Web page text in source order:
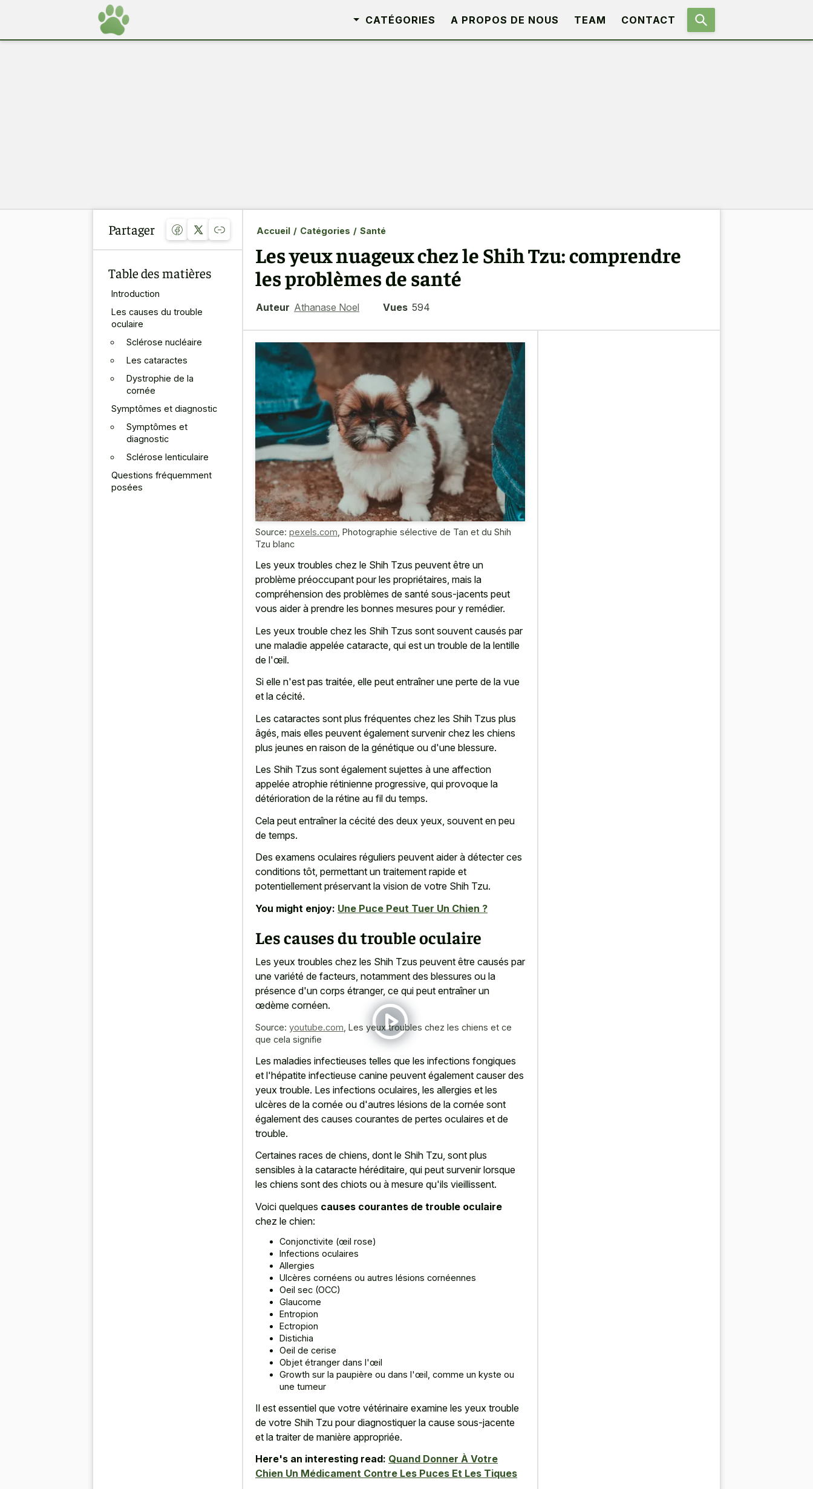
CATÉGORIES A PROPOS DE NOUS TEAM CONTACT
Partager
Table des matières
Introduction
Les causes du trouble
oculaire
Sclérose nucléaire
Les cataractes
Dystrophie de la
cornée
Symptômes et diagnostic
Symptômes et
diagnostic
Sclérose lenticulaire
Questions fréquemment
posées
Accueil / Catégories / Santé
Les yeux nuageux chez le Shih Tzu: comprendre
les problèmes de santé
Auteur Athanase Noel Vues 594
Source: pexels.com Photographie sélective de Tan et du Shih
Tzu blanc
Les yeux troubles chez le Shih Tzus peuvent être un
problème préoccupant pour les propriétaires, mais la
compréhension des problèmes de santé sous-jacents peut
vous aider à prendre les bonnes mesures pour y remédier.
Les yeux trouble chez les Shih Tzus sont souvent causés par
une maladie appelée cataracte, qui est un trouble de la lentille
de l'œil.
Si elle n'est pas traitée, elle peut entraîner une perte de la vue
et la cécité.
Les cataractes sont plus fréquentes chez les Shih Tzus plus
âgés, mais elles peuvent également survenir chez les chiens
plus jeunes en raison de la génétique ou d'une blessure.
Les Shih Tzus sont également sujettes à une affection
appelée atrophie rétinienne progressive, qui provoque la
détérioration de la rétine au fil du temps.
Cela peut entraîner la cécité des deux yeux, souvent en peu
de temps.
Des examens oculaires réguliers peuvent aider à détecter ces
conditions tôt, permettant un traitement rapide et
potentiellement préservant la vision de votre Shih Tzu.
You might enjoy: Une Puce Peut Tuer Un Chien ?
Les causes du trouble oculaire
Les yeux troubles chez les Shih Tzus peuvent être causés par
une variété de facteurs, notamment des blessures ou la
présence d'un corps étranger, ce qui peut entraîner un
œdème cornéen.
Source: youtube.com Les yeux troubles chez les chiens et ce
que cela signifie
Les maladies infectieuses telles que les infections fongiques
et l'hépatite infectieuse canine peuvent également causer des
yeux trouble. Les infections oculaires, les allergies et les
ulcères de la cornée ou d'autres lésions de la cornée sont
également des causes courantes de pertes oculaires et de
trouble.
Certaines races de chiens, dont le Shih Tzu, sont plus
sensibles à la cataracte héréditaire, qui peut survenir lorsque
les chiens sont des chiots ou à mesure qu'ils vieillissent.
Voici quelques causes courantes de trouble oculaire
chez le chien:
Conjonctivite (œil rose)
Infections oculaires
Allergies
Ulcères cornéens ou autres lésions cornéennes
Oeil sec (OCC)
Glaucome
Entropion
Ectropion
Distichia
Oeil de cerise
Objet étranger dans l'œil
Growth sur la paupière ou dans l'œil, comme un kyste ou
une tumeur
Il est essentiel que votre vétérinaire examine les yeux trouble
de votre Shih Tzu pour diagnostiquer la cause sous-jacente
et la traiter de manière appropriée.
Here's an interesting read: Quand Donner À Votre
Chien Un Médicament Contre Les Puces Et Les Tiques